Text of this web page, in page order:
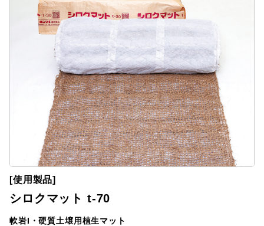
[使用製品]
シロクマット t-70
軟岩I・硬質土壌用植生マット